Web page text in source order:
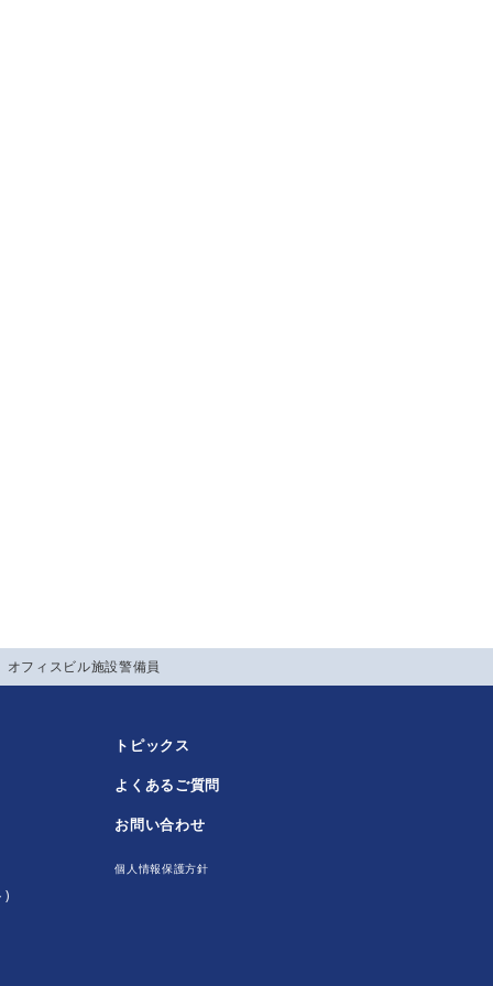
フィスビル施設警備員
)
トピックス
よくあるご質問
お問い合わせ
個人情報保護方針